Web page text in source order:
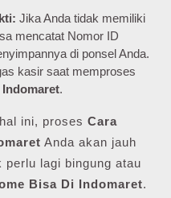
Jika Anda tidak memiliki
mencatat Nomor ID
di ponsel Anda.
kasir saat memproses
Indomaret.
ini, proses Cara
Anda akan jauh
perlu lagi bingung atau
Bisa Di Indomaret.